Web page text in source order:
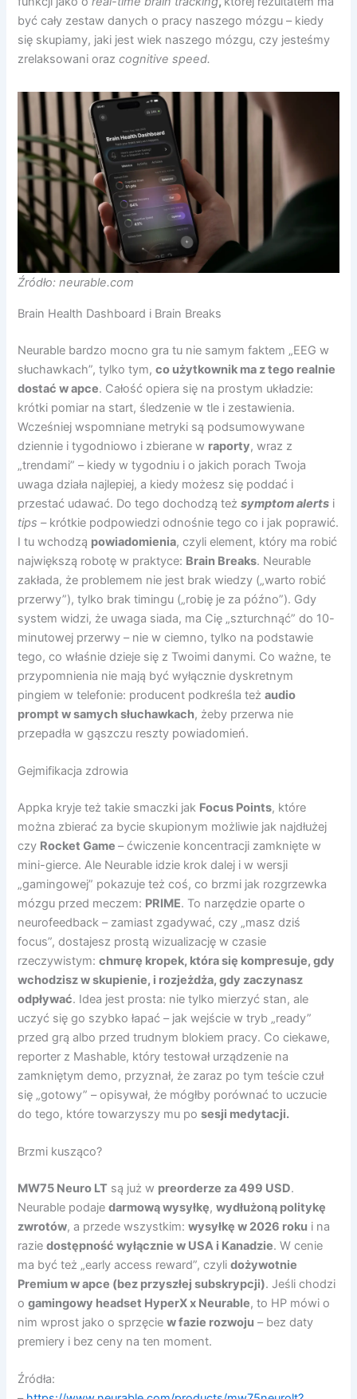
być cały zestaw danych o pracy naszego mózgu – kiedy
się skupiamy, jaki jest wiek naszego mózgu, czy jesteśmy
zrelaksowani orazcognitive speed.
Źródło: neurable.com
Brain Health Dashboard i Brain Breaks
Neurable bardzo mocno gra tu nie samym faktem „EEG w
słuchawkach”, tylko tym,co użytkownik ma z tego realnie
dostać w apce. Całość opiera się na prostym układzie:
krótki pomiar na start, śledzenie w tle i zestawienia.
Wcześniej wspomniane metryki są podsumowywane
dziennie i tygodniowo i zbierane w raporty, wraz z
„trendami” – kiedy w tygodniu i o jakich porach Twoja
uwaga działa najlepiej, a kiedy możesz się poddać i
przestać udawać. Do tego dochodzą teżsymptom alerts i
tips – krótkie podpowiedzi odnośnie tego co i jak poprawić.
I tu wchodzą powiadomienia, czyli element, który ma robić
największą robotę w praktyce: Brain Breaks. Neurable
zakłada, że problemem nie jest brak wiedzy („warto robić
przerwy”), tylko brak timingu („robię je za późno”). Gdy
system widzi, że uwaga siada, ma Cię „szturchnąć” do 10-
minutowej przerwy – nie w ciemno, tylko na podstawie
tego, co właśnie dzieje się z Twoimi danymi. Co ważne, te
przypomnienia nie mają być wyłącznie dyskretnym
pingiem w telefonie: producent podkreśla teżaudio
prompt w samych słuchawkach, żeby przerwa nie
przepadła w gąszczu reszty powiadomień.
Gejmifikacja zdrowia
Appka kryje też takie smaczki jak Focus Points, które
można zbierać za bycie skupionym możliwie jak najdłużej
czy Rocket Game– ćwiczenie koncentracji zamknięte w
mini-gierce. Ale Neurable idzie krok dalej i w wersji
„gamingowej” pokazuje też coś, co brzmi jak rozgrzewka
mózgu przed meczem: PRIME. To narzędzie oparte o
neurofeedback – zamiast zgadywać, czy „masz dziś
focus”, dostajesz prostą wizualizację w czasie
rzeczywistym:chmurę kropek, która się kompresuje, gdy
wchodzisz w skupienie, i rozjeżdża, gdy zaczynasz
odpływać. Idea jest prosta: nie tylko mierzyć stan, ale
uczyć się go szybko łapać – jak wejście w tryb „ready”
przed grą albo przed trudnym blokiem pracy. Co ciekawe,
reporter z Mashable, który testował urządzenie na
zamkniętym demo, przyznał, że zaraz po tym teście czuł
się „gotowy” – opisywał, że mógłby porównać to uczucie
do tego, które towarzyszy mu posesji medytacji.
Brzmi kusząco?
MW75 Neuro LT są już w preorderze za 499 USD.
Neurable podajedarmową wysyłkę,wydłużoną politykę
zwrotów, a przede wszystkim:wysyłkę w 2026 roku i na
raziedostępność wyłącznie w USA i Kanadzie. W cenie
ma być też „early access reward”, czylidożywotnie
Premium w apce (bez przyszłej subskrypcji). Jeśli chodzi
ogamingowy headset HyperX x Neurable, to HP mówi o
nim wprost jako o sprzęciew fazie rozwoju – bez daty
premiery i bez ceny na ten moment.
Źródła: